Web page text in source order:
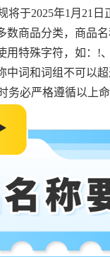
于2025年1月21日
数商品分类，商品
用特殊字符，如：!
中词和词组不可以
务必严格遵循以上